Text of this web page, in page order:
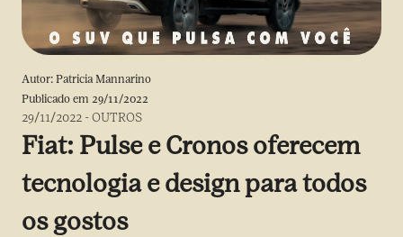
Autor: Patricia Mannarino
Publicado em 29/11/2022
29/11/2022 -OUTROS
Fiat: Pulse e Cronos oferecem
tecnologia e design para todos
os gostos